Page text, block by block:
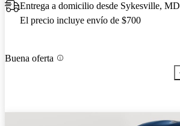
Entrega a domicilio desde Sykesville, MD
El precio incluye envío de $700
Buena oferta